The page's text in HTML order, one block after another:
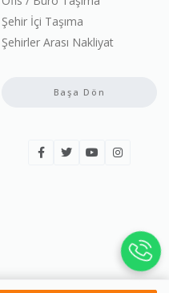
Şehir İçi Taşıma
Şehirler Arası Nakliyat
Başa Dön